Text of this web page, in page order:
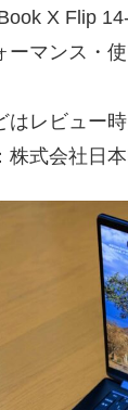
X Flip 14-
ーマンス・
レビュー
株式会社日本